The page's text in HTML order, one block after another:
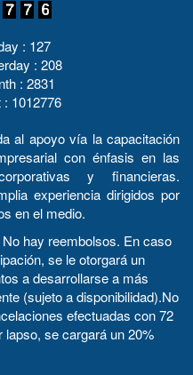
: 127
: 208
: 2831
: 1012776
al apoyo vía la capacitación
con énfasis en las
y financieras.
experiencia dirigidos por
en el medio.
hay reembolsos. En caso
se le otorgará un
a desarrollarse a más
(sujeto a disponibilidad).No
efectuadas con 72
lapso, se cargará un 20%